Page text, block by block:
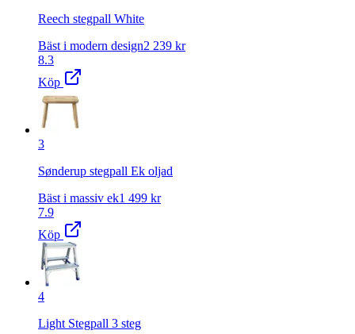
Reech stegpall White
Bäst i modern design2 239 kr
8.3
Köp
3
Sønderup stegpall Ek oljad
Bäst i massiv ek1 499 kr
7.9
Köp
4
Light Stegpall 3 steg